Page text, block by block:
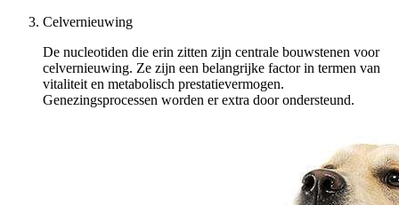
Celvernieuwing
De nucleotiden die erin zitten zijn centrale bouwstenen voor
celvernieuwing. Ze zijn een belangrijke factor in termen van
vitaliteit en metabolisch prestatievermogen.
Genezingsprocessen worden er extra door ondersteund.